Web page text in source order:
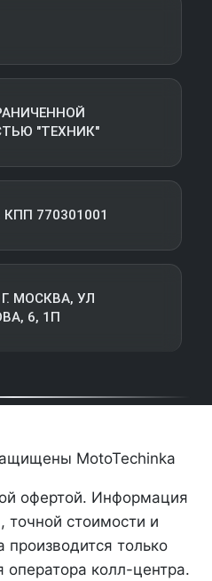
"ТЕХНИК"
770301001
МОСКВА, УЛ
6, 1П
MotoTechinka
офертой. Информация
точной стоимости и
производится только
колл-центра.